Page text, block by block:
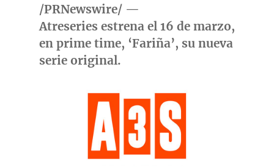
/PRNewswire/ —
Atreseries estrena el 16 de marzo,
en prime time, ‘Fariña’, su nueva
serie original.